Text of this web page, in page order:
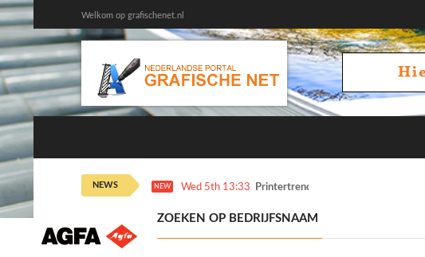
Welkom op grafischenet.nl
NEWS NEW Wed 5th 13:33 Printertrends en meer
ZOEKEN OP BEDRIJFSNAAM